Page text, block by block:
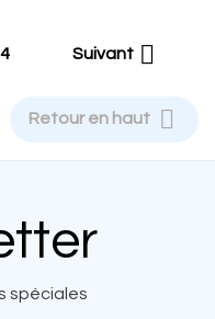
4 Suivant 
Retour en haut 
spéciales